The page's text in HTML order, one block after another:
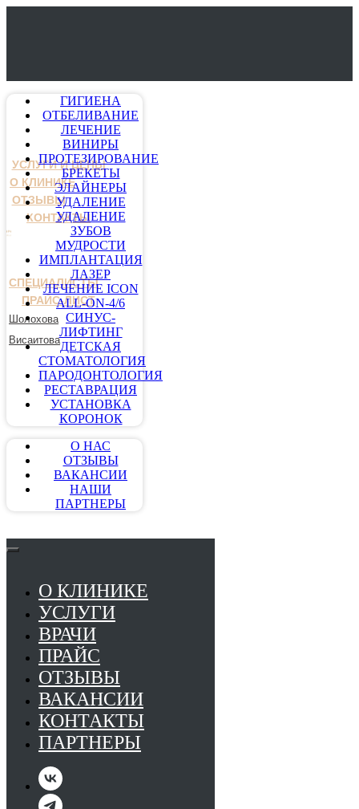
УСЛУГИ И ЦЕНЫ
О КЛИНИКЕ
ОТЗЫВЫ
КОНТАКТЫ
СПЕЦИАЛИСТЫ
ПРАЙС-ЛИСТ
Шолохова
Висаитова
ГИГИЕНА
ОТБЕЛИВАНИЕ
ЛЕЧЕНИЕ
ВИНИРЫ
ПРОТЕЗИРОВАНИЕ
БРЕКЕТЫ
ЭЛАЙНЕРЫ
УДАЛЕНИЕ
УДАЛЕНИЕ
ЗУБОВ
МУДРОСТИ
ИМПЛАНТАЦИЯ
ЛАЗЕР
ЛЕЧЕНИЕ ICON
ALL-ON-4/6
СИНУС-
ЛИФТИНГ
ДЕТСКАЯ
СТОМАТОЛОГИЯ
ПАРОДОНТОЛОГИЯ
РЕСТАВРАЦИЯ
УСТАНОВКА
КОРОНОК
О НАС
ОТЗЫВЫ
ВАКАНСИИ
НАШИ
ПАРТНЕРЫ
О КЛИНИКЕ
УСЛУГИ
ВРАЧИ
ПРАЙС
ОТЗЫВЫ
ВАКАНСИИ
КОНТАКТЫ
ПАРТНЕРЫ